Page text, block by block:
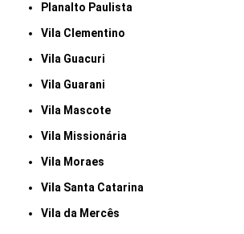
Planalto Paulista
Vila Clementino
Vila Guacuri
Vila Guarani
Vila Mascote
Vila Missionária
Vila Moraes
Vila Santa Catarina
Vila da Mercês